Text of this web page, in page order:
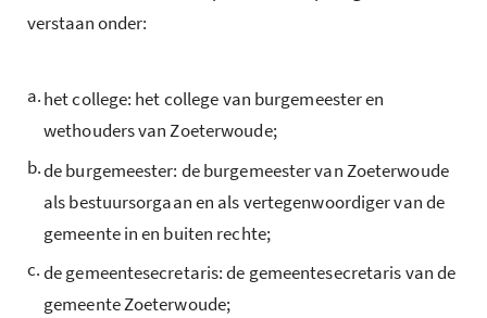
verstaan onder:
a.het college: het college van burgemeester en
wethouders van Zoeterwoude;
b.de burgemeester: de burgemeester van Zoeterwoude
als bestuursorgaan en als vertegenwoordiger van de
gemeente in en buiten rechte;
c.de gemeentesecretaris: de gemeentesecretaris van de
gemeente Zoeterwoude;